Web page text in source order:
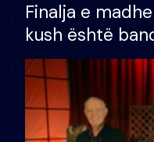
Finalja e
kush është
shtëpinë dhe
të fituar